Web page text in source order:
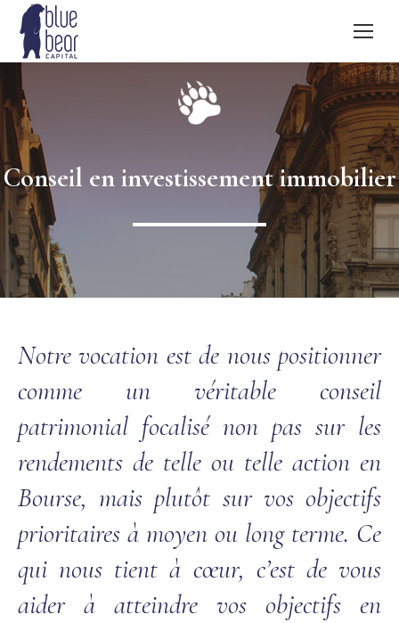
Conseil en investissement immobilier
Notre vocation est de nous positionner
comme un véritable conseil
patrimonial focalisé non pas sur les
rendements de telle ou telle action en
Bourse, mais plutôt sur vos objectifs
prioritaires à moyen ou long terme. Ce
qui nous tient à cœur, c’est de vous
aider à atteindre vos objectifs en